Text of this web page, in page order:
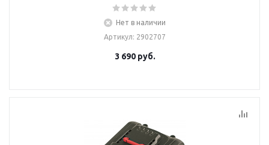
Нет в наличии
Артикул: 2902707
3 690руб.